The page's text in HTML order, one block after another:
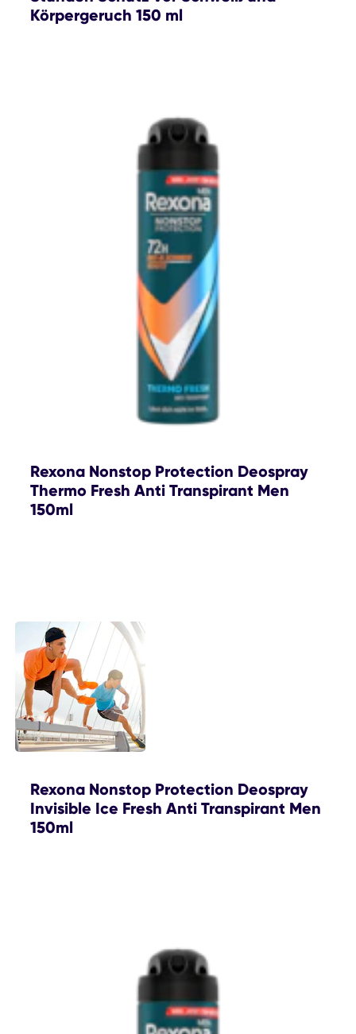
Körpergeruch 150 ml
Rexona Nonstop Protection Deospray
Thermo Fresh Anti Transpirant Men
150ml
Rexona Nonstop Protection Deospray
Invisible Ice Fresh Anti Transpirant Men
150ml